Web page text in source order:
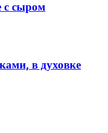
с сыром
в духовке